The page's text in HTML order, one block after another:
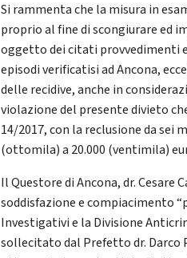
Si rammenta che la misura in
proprio al fine di scongiurare ed
oggetto dei citati provvedimenti
episodi verificatisi ad Ancona,
delle recidive, anche in
violazione del presente divieto
14/2017, con la reclusione da sei
(ottomila) a 20.000 (ventimila)
Il Questore di Ancona, dr. Cesare
soddisfazione e compiacimento
Investigativi e la Divisione
sollecitato dal Prefetto dr. Darco